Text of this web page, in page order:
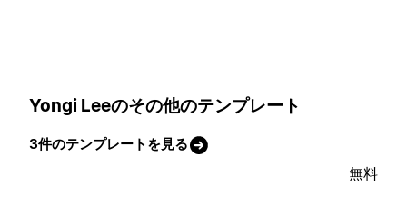
Yongi Leeのその他のテンプレート
3件のテンプレートを見る
無料